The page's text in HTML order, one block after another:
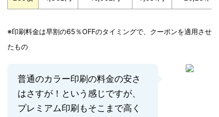
※印刷料金は早割の65％OFFのタイミングで、クーポンを適用させ
たもの
普通のカラー印刷の料金の安さ
はさすが！という感じですが、
プレミアム印刷もそこまで高く